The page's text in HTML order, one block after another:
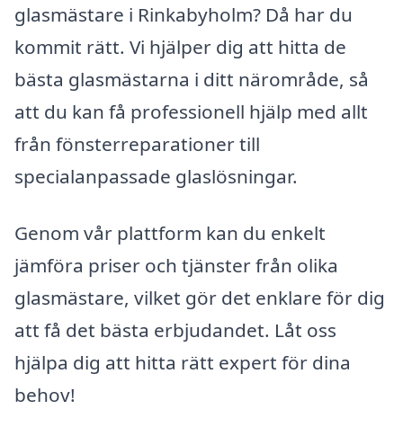
glasmästare i Rinkabyholm? Då har du
kommit rätt. Vi hjälper dig att hitta de
bästa glasmästarna i ditt närområde, så
att du kan få professionell hjälp med allt
från fönsterreparationer till
specialanpassade glaslösningar.
Genom vår plattform kan du enkelt
jämföra priser och tjänster från olika
glasmästare, vilket gör det enklare för dig
att få det bästa erbjudandet. Låt oss
hjälpa dig att hitta rätt expert för dina
behov!